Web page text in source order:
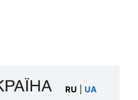
RU UA